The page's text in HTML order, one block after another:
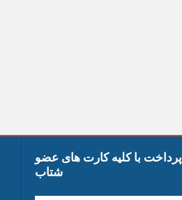
پرداخت با کلیه کارت های عضو
شتاب